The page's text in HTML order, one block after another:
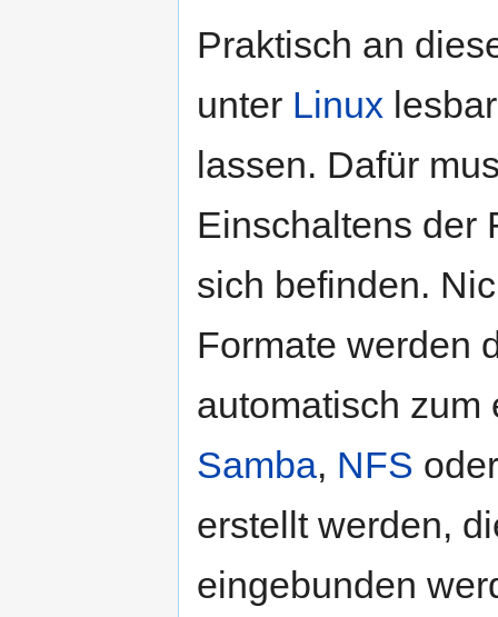
Praktisch an
unter Linux
lassen. Dafür
Einschaltens der
sich befinden.
Formate werden
automatisch zum
Samba, NFS
erstellt werden,
eingebunden